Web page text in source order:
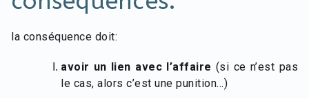
la conséquence doit:
avoir un lien avec l’affaire (si ce n’est pas
le cas, alors c’est une punition…)